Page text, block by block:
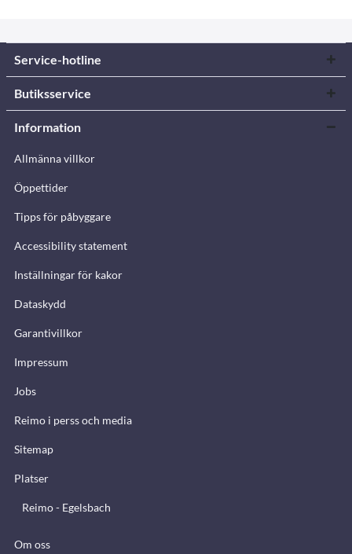
Service-hotline
Butiksservice
Information
Allmänna villkor
Öppettider
Tipps för påbyggare
Accessibility statement
Inställningar för kakor
Dataskydd
Garantivillkor
Impressum
Jobs
Reimo i perss och media
Sitemap
Platser
Reimo - Egelsbach
Om oss